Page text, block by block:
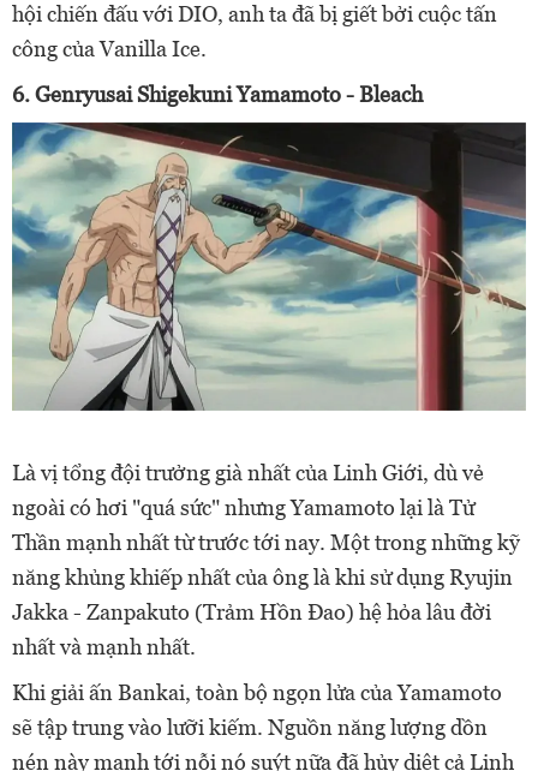
hội chiến đấu với DIO, anh ta đã bị giết bởi cuộc tấn
công của Vanilla Ice.
6. Genryusai Shigekuni Yamamoto - Bleach
Là vị tổng đội trưởng già nhất của Linh Giới, dù vẻ
ngoài có hơi "quá sức" nhưng Yamamoto lại là Tử
Thần mạnh nhất từ trước tới nay. Một trong những kỹ
năng khủng khiếp nhất của ông là khi sử dụng Ryujin
Jakka - Zanpakuto (Trảm Hồn Đao) hệ hỏa lâu đời
nhất và mạnh nhất.
Khi giải ấn Bankai, toàn bộ ngọn lửa của Yamamoto
sẽ tập trung vào lưỡi kiếm. Nguồn năng lượng dồn
nén này mạnh tới nỗi nó suýt nữa đã hủy diệt cả Linh